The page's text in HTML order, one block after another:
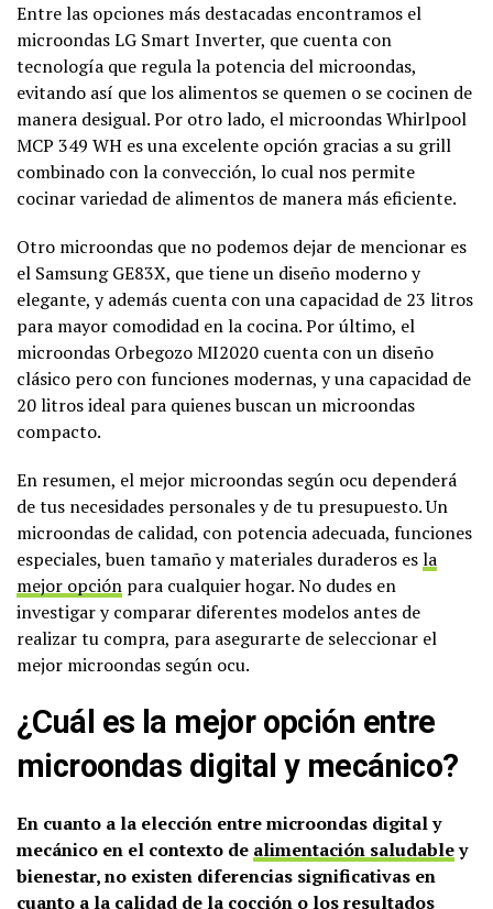
Entre las opciones más destacadas encontramos el
microondas LG Smart Inverter, que cuenta con
tecnología que regula la potencia del microondas,
evitando así que los alimentos se quemen o se cocinen de
manera desigual. Por otro lado, el microondas Whirlpool
MCP 349 WH es una excelente opción gracias a su grill
combinado con la convección, lo cual nos permite
cocinar variedad de alimentos de manera más eficiente.
Otro microondas que no podemos dejar de mencionar es
el Samsung GE83X, que tiene un diseño moderno y
elegante, y además cuenta con una capacidad de 23 litros
para mayor comodidad en la cocina. Por último, el
microondas Orbegozo MI2020 cuenta con un diseño
clásico pero con funciones modernas, y una capacidad de
20 litros ideal para quienes buscan un microondas
compacto.
En resumen, el mejor microondas según ocu dependerá
de tus necesidades personales y de tu presupuesto. Un
microondas de calidad, con potencia adecuada, funciones
especiales, buen tamaño y materiales duraderos esla
mejor opción para cualquier hogar. No dudes en
investigar y comparar diferentes modelos antes de
realizar tu compra, para asegurarte de seleccionar el
mejor microondas según ocu.
¿Cuál es la mejor opción entre
microondas digital y mecánico?
En cuanto a la elección entre microondas digital y
mecánico en el contexto de alimentación saludabley
bienestar, no existen diferencias significativas en
cuanto a la calidad de la cocción o los resultados